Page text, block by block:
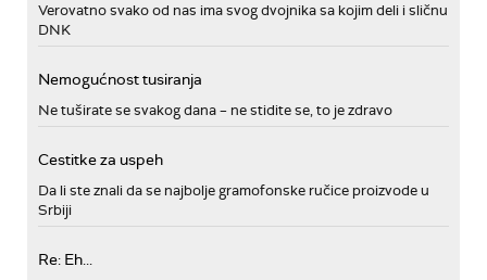
Verovatno svako od nas ima svog dvojnika sa kojim deli i sličnu
DNK
Nemogućnost tusiranja
Ne tuširate se svakog dana – ne stidite se, to je zdravo
Cestitke za uspeh
Da li ste znali da se najbolje gramofonske ručice proizvode u
Srbiji
Re: Eh...